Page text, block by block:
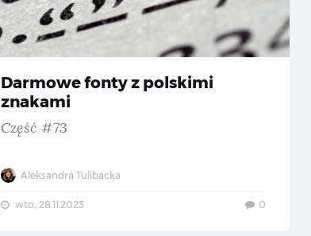
Darmowe fonty z polskimi
znakami
Część #73
Aleksandra Tulibacka
wto., 28.11.2023 0